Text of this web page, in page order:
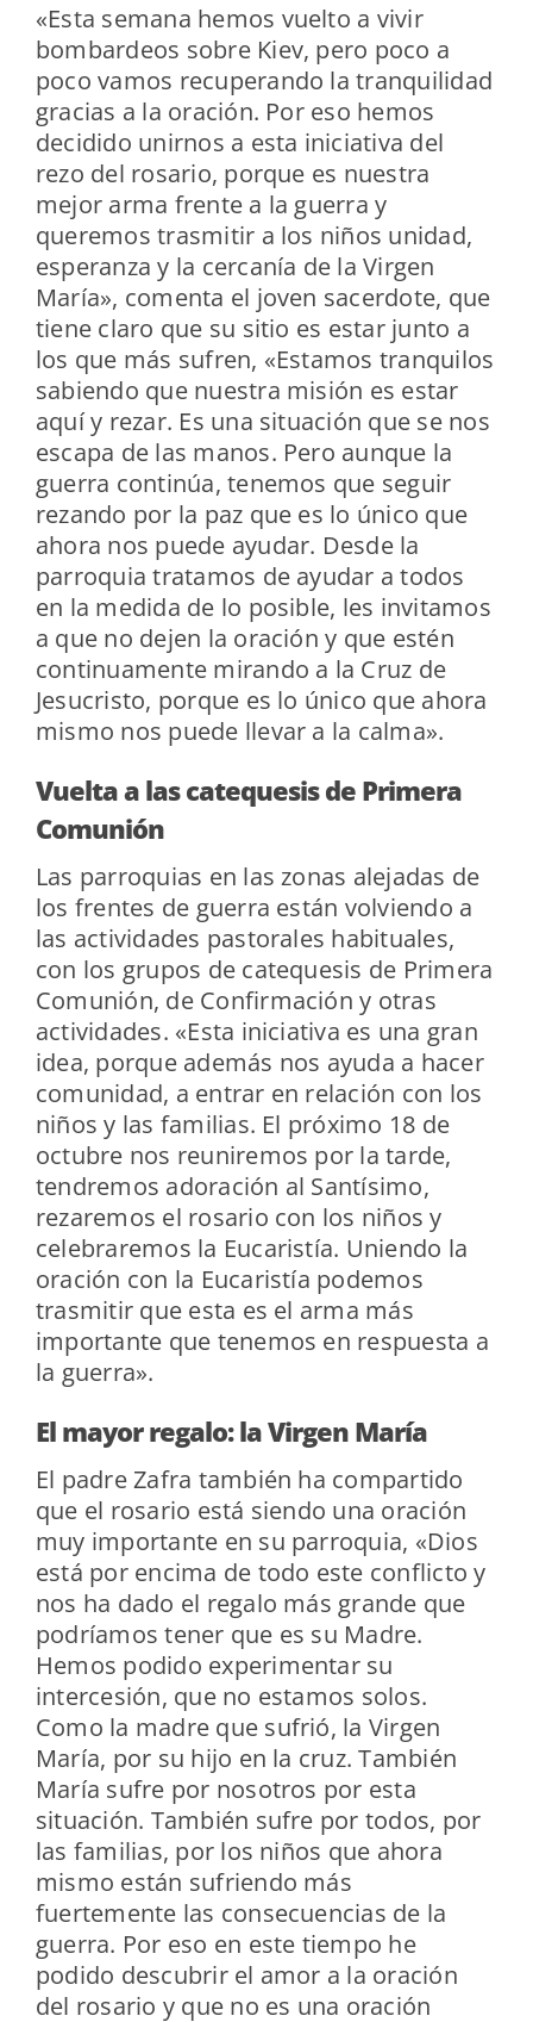
«Esta semana hemos vuelto a vivir
bombardeos sobre Kiev, pero poco a
poco vamos recuperando la tranquilidad
gracias a la oración. Por eso hemos
decidido unirnos a esta iniciativa del
rezo del rosario, porque es nuestra
mejor arma frente a la guerra y
queremos trasmitir a los niños unidad,
esperanza y la cercanía de la Virgen
María», comenta el joven sacerdote, que
tiene claro que su sitio es estar junto a
los que más sufren, «Estamos tranquilos
sabiendo que nuestra misión es estar
aquí y rezar. Es una situación que se nos
escapa de las manos. Pero aunque la
guerra continúa, tenemos que seguir
rezando por la paz que es lo único que
ahora nos puede ayudar. Desde la
parroquia tratamos de ayudar a todos
en la medida de lo posible, les invitamos
a que no dejen la oración y que estén
continuamente mirando a la Cruz de
Jesucristo, porque es lo único que ahora
mismo nos puede llevar a la calma».
Vuelta a las catequesis de Primera
Comunión
Las parroquias en las zonas alejadas de
los frentes de guerra están volviendo a
las actividades pastorales habituales,
con los grupos de catequesis de Primera
Comunión, de Confirmación y otras
actividades. «Esta iniciativa es una gran
idea, porque además nos ayuda a hacer
comunidad, a entrar en relación con los
niños y las familias. El próximo 18 de
octubre nos reuniremos por la tarde,
tendremos adoración al Santísimo,
rezaremos el rosario con los niños y
celebraremos la Eucaristía. Uniendo la
oración con la Eucaristía podemos
trasmitir que esta es el arma más
importante que tenemos en respuesta a
la guerra».
El mayor regalo: la Virgen María
El padre Zafra también ha compartido
que el rosario está siendo una oración
muy importante en su parroquia, «Dios
está por encima de todo este conflicto y
nos ha dado el regalo más grande que
podríamos tener que es su Madre.
Hemos podido experimentar su
intercesión, que no estamos solos.
Como la madre que sufrió, la Virgen
María, por su hijo en la cruz. También
María sufre por nosotros por esta
situación. También sufre por todos, por
las familias, por los niños que ahora
mismo están sufriendo más
fuertemente las consecuencias de la
guerra. Por eso en este tiempo he
podido descubrir el amor a la oración
del rosario y que no es una oración